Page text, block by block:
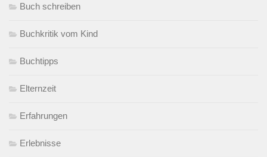
Buch schreiben
Buchkritik vom Kind
Buchtipps
Elternzeit
Erfahrungen
Erlebnisse